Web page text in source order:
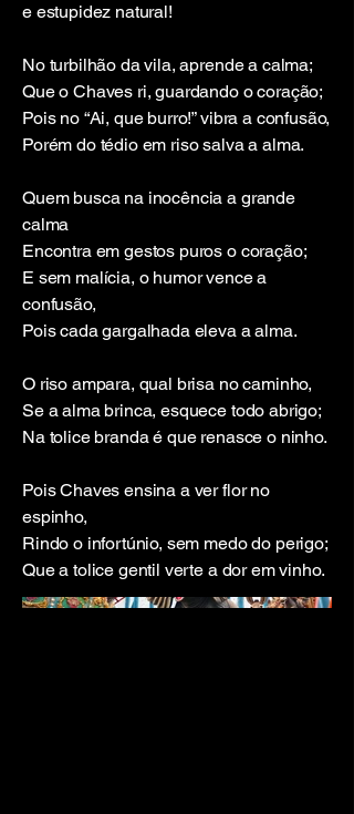
e estupidez natural!
No turbilhão da vila, aprende a calma;
Que o Chaves ri, guardando o coração;
Pois no “Ai, que burro!” vibra a confusão,
Porém do tédio em riso salva a alma.
Quem busca na inocência a grande
calma
Encontra em gestos puros o coração;
E sem malícia, o humor vence a
confusão,
Pois cada gargalhada eleva a alma.
O riso ampara, qual brisa no caminho,
Se a alma brinca, esquece todo abrigo;
Na tolice branda é que renasce o ninho.
Pois Chaves ensina a ver flor no
espinho,
Rindo o infortúnio, sem medo do perigo;
Que a tolice gentil verte a dor em vinho.